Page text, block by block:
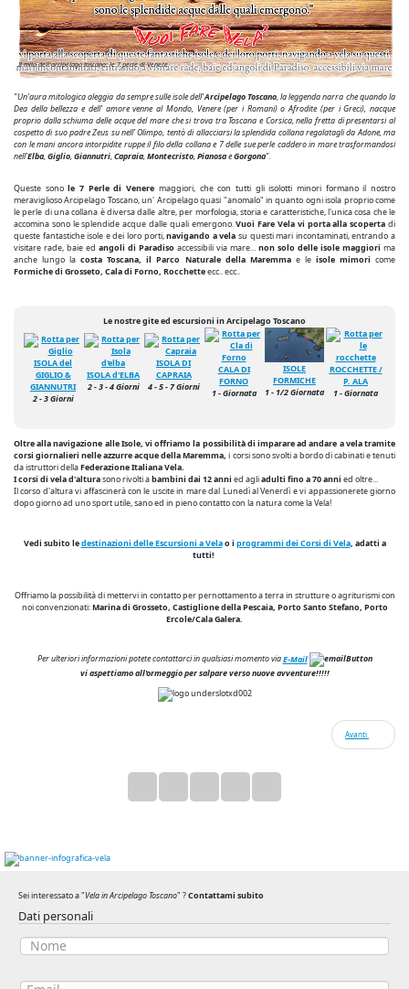
Il mito dell'arcipelago toscano: le 7 perle di Venere
"Un'aura mitologica aleggia da sempre sulle isole dell'Arcipelago Toscano, la leggenda narra che quando la
Dea della bellezza e dell' amore venne al Mondo, Venere (per i Romani) o Afrodite (per i Greci), nacque
proprio dalla schiuma delle acque del mare che si trova tra Toscana e Corsica, nella fretta di presentarsi al
cospetto di suo padre Zeus su nell' Olimpo, tentò di allacciarsi la splendida collana regalatagli da Adone, ma
con le mani ancora intorpidite ruppe il filo della collana e 7 delle sue perle caddero in mare trasformandosi
nell'Elba,Giglio,Giannutri,Capraia,Montecristo,PianosaeGorgona".
Queste sonole 7 Perle di Venere maggiori, che con tutti gli isolotti minori formano il nostro
meraviglioso Arcipelago Toscano, un' Arcipelago quasi "anomalo" in quanto ogni isola proprio come
le perle di una collana è diversa dalle altre, per morfologia, storia e caratteristiche, l'unica cosa che le
accomina sono le splendide acque dalle quali emergono.Vuoi Fare Vela vi porta alla scoperta di
queste fantastiche isole e dei loro porti,navigando a vela su questi mari incontaminati, entrando a
visitare rade, baie ed angoli di Paradiso accessibili via mare... non solo delle isole maggiori ma
anche lungo lacosta Toscana, il Parco Naturale della Maremmae le isole mimori come
Formiche di Grosseto, Cala di Forno, Rocchetteecc.. ecc..
Le nostre gite ed escursioni in Arcipelago Toscano
ISOLA del
GIGLIO &
GIANNUTRI
2 - 3 Giorni
ISOLA d'ELBA
2 - 3 - 4 Giorni
ISOLA DI
CAPRAIA
4 - 5 - 7 Giorni
CALA DI
FORNO
1 - Giornata
ISOLE
FORMICHE
1 - 1/2 Giornata
ROCCHETTE /
P. ALA
1 - Giornata
Oltre alla navigazione alle Isole, vi offriamo la possibilità di imparare ad andare a vela tramite
corsi giornalieri nelle azzurre acque della Maremma,i corsi sono svolti a bordo di cabinati e tenuti
da istruttori dellaFederazione Italiana Vela.
I corsi di vela d'alturasono rivolti abambini dai 12 anni ed agliadulti fino a 70 anni ed oltre...
Il corso d'altura vi affascinerà con le uscite in mare dal Lunedì al Venerdì e vi appassionerete giorno
dopo giorno ad uno sport utile, sano ed in pieno contatto con la natura come la Vela!
Vedi subito ledestinazioni delle Escursioni a Velao i programmi dei Corsi di Vela, adatti a
tutti!
Offriamo la possibilità di mettervi in contatto per pernottamento a terra in strutture o agriturismi con
noi convenzionati:Marina di Grosseto, Castiglione della Pescaia, Porto Santo Stefano, Porto
Ercole/Cala Galera.
Per ulteriori informazioni potete contattarci in qualsiasi momento viaE-Mail
vi aspettiamo all'ormeggio per salpare verso nuove avventure!!!!!
Avanti
Sei interessato a "Vela in Arcipelago Toscano" ?Contattami subito
Dati personali